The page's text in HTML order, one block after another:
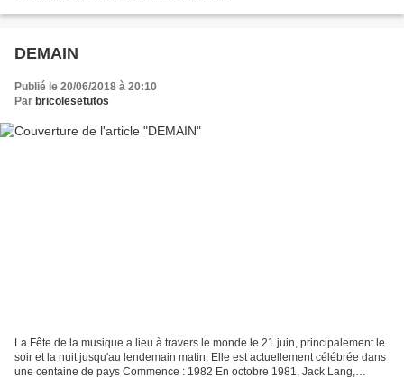
DEMAIN
Publié le 20/06/2018 à 20:10
Par bricolesetutos
La Fête de la musique a lieu à travers le monde le 21 juin, principalement le
soir et la nuit jusqu'au lendemain matin. Elle est actuellement célébrée dans
une centaine de pays Commence : 1982 En octobre 1981, Jack Lang,